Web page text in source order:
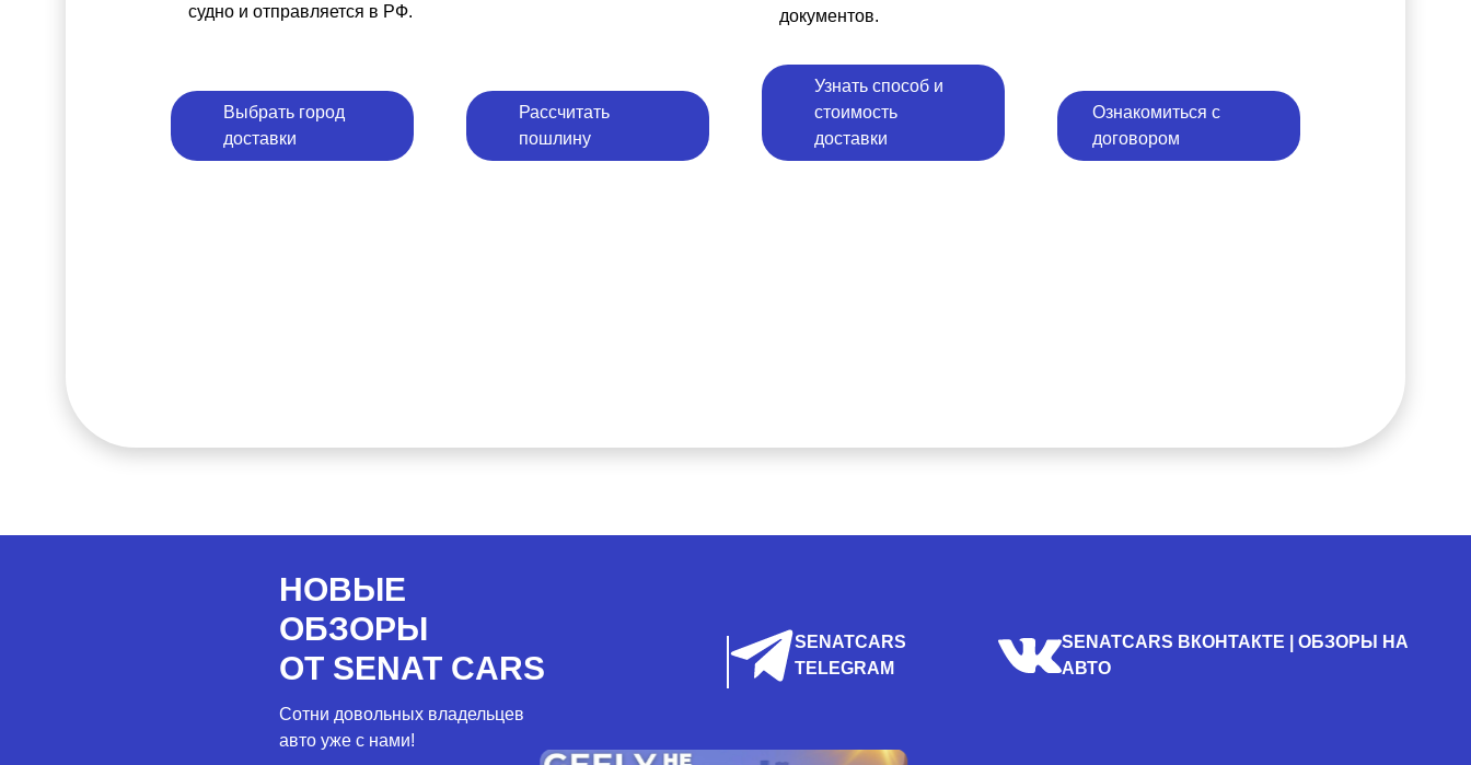
судно и отправляется в РФ.
Выбрать город
доставки
Рассчитать
пошлину
документов.
Узнать способ и
стоимость
доставки
Ознакомиться с
договором
НОВЫЕ
ОБЗОРЫ
ОТ SENAT CARS
Сотни довольных владельцев
авто уже с нами!
SENATCARS
TELEGRAM
SENATCARS ВКОНТАКТЕ | ОБЗОРЫ НА
АВТО